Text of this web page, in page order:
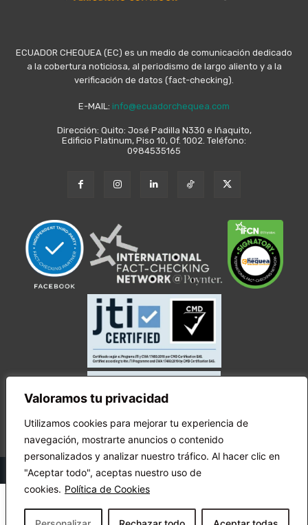
Valoramos tu privacidad
Utilizamos cookies para mejorar tu experiencia de
navegación, mostrarte anuncios o contenido
personalizados y analizar nuestro tráfico. Al hacer clic en
"Aceptar todo", aceptas nuestro uso de
cookies. Política de Cookies
ECUADOR CHEQUEA (EC) es un medio de comunicación dedicado
a la cobertura noticiosa, al periodismo de largo aliento y a la
verificación de datos (fact-checking).
E-MAIL: info@ecuadorchequea.com
Dirección: Quito: José Padilla N330 e Iñaquito,
Edificio Platinum, Piso 10, Of. 1002. Teléfono:
0984535165
© Copyright Ecuador Chequea 2025.